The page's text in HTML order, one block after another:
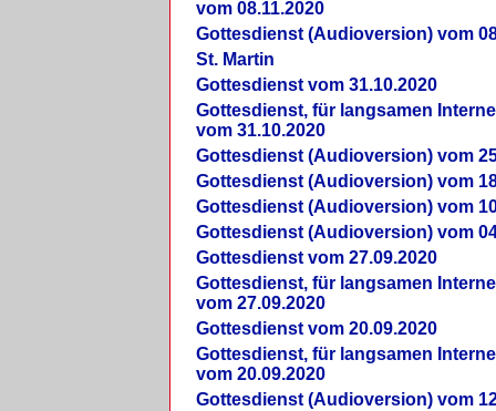
vom 08.11.2020
Gottesdienst (Audioversion) vom
St. Martin
Gottesdienst vom 31.10.2020
Gottesdienst, für langsamen
vom 31.10.2020
Gottesdienst (Audioversion) vom
Gottesdienst (Audioversion) vom
Gottesdienst (Audioversion) vom
Gottesdienst (Audioversion) vom
Gottesdienst vom 27.09.2020
Gottesdienst, für langsamen
vom 27.09.2020
Gottesdienst vom 20.09.2020
Gottesdienst, für langsamen
vom 20.09.2020
Gottesdienst (Audioversion) vom